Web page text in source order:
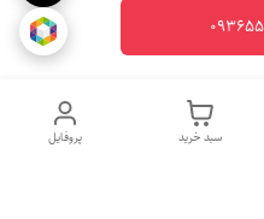
پروفایل سبد خرید